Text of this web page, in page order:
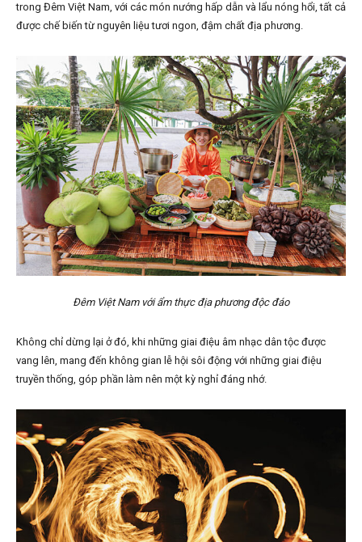
trong Đêm Việt Nam, với các món nướng hấp dẫn và lẩu nóng hổi, tất cả
được chế biến từ nguyên liệu tươi ngon, đậm chất địa phương.
Đêm Việt Nam với ẩm thực địa phương độc đáo
Không chỉ dừng lại ở đó, khi những giai điệu âm nhạc dân tộc được
vang lên, mang đến không gian lễ hội sôi động với những giai điệu
truyền thống, góp phần làm nên một kỳ nghỉ đáng nhớ.